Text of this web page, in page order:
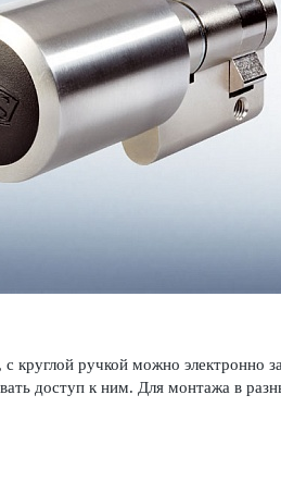
ручкой можно электронно
доступ к ним. Для монтажа в